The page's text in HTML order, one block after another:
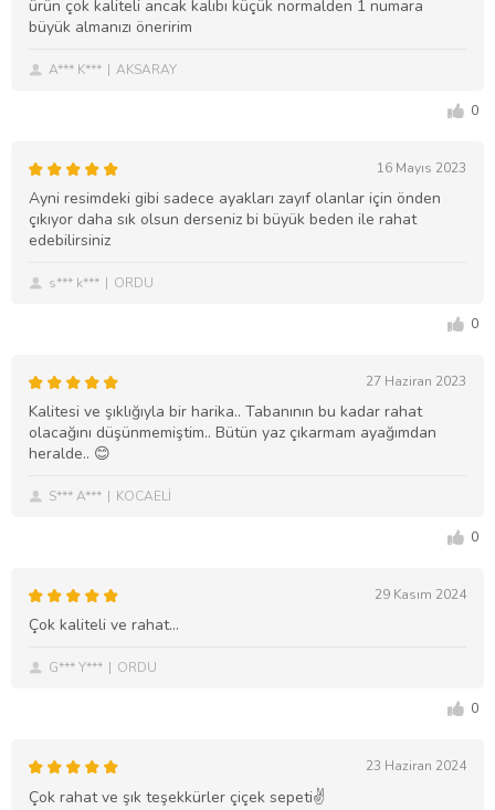
ürün çok kaliteli ancak kalıbı küçük normalden 1 numara
büyük almanızı öneririm
A*** K*** AKSARAY
0
16 Mayıs 2023
Ayni resimdeki gibi sadece ayakları zayıf olanlar için önden
çıkıyor daha sık olsun derseniz bi büyük beden ile rahat
edebilirsiniz
s*** k*** ORDU
0
27 Haziran 2023
Kalitesi ve şıklığıyla bir harika.. Tabanının bu kadar rahat
olacağını düşünmemiştim.. Bütün yaz çıkarmam ayağımdan
heralde.. 😊
S*** A*** KOCAELİ
0
29 Kasım 2024
Çok kaliteli ve rahat...
G*** Y*** ORDU
0
23 Haziran 2024
Çok rahat ve şık teşekkürler çiçek sepeti✌️